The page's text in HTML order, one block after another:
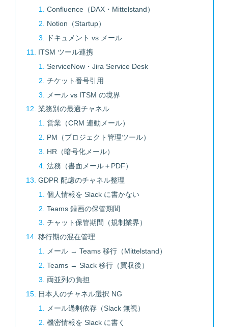
Confluence（DAX・Mittelstand）
Notion（Startup）
ドキュメント vs メール
ITSM ツール連携
ServiceNow・Jira Service Desk
チケット番号引用
メール vs ITSM の境界
業務別の最適チャネル
営業（CRM 連動メール）
PM（プロジェクト管理ツール）
HR（暗号化メール）
法務（書面メール＋PDF）
GDPR 配慮のチャネル整理
個人情報を Slack に書かない
Teams 録画の保管期間
チャット保管期間（規制業界）
移行期の混在管理
メール → Teams 移行（Mittelstand）
Teams → Slack 移行（買収後）
両並列の負担
日本人のチャネル選択 NG
メール過剰依存（Slack 無視）
機密情報を Slack に書く